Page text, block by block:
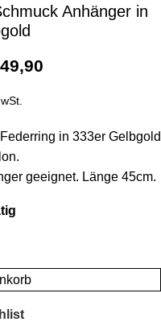
Anhänger in
in 333er Gelbgold
geeignet. Länge 45cm.